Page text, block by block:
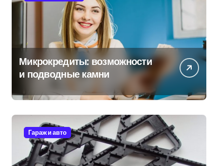
Микрокредиты: возможности
и подводные камни
Гараж и авто